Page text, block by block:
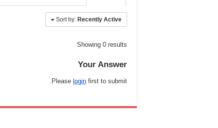
Sort by: Recently Active
Showing 0 results
Your Answer
Please login first to submit.